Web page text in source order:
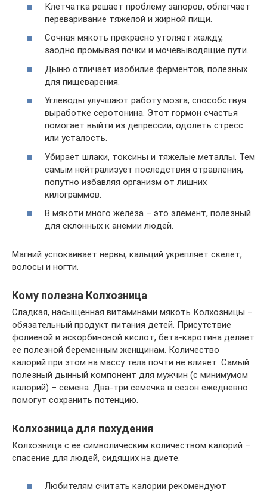
Клетчатка решает проблему запоров, облегчает
переваривание тяжелой и жирной пищи.
Сочная мякоть прекрасно утоляет жажду,
заодно промывая почки и мочевыводящие пути.
Дыню отличает изобилие ферментов, полезных
для пищеварения.
Углеводы улучшают работу мозга, способствуя
выработке серотонина. Этот гормон счастья
помогает выйти из депрессии, одолеть стресс
или усталость.
Убирает шлаки, токсины и тяжелые металлы. Тем
самым нейтрализует последствия отравления,
попутно избавляя организм от лишних
килограммов.
В мякоти много железа – это элемент, полезный
для склонных к анемии людей.
Магний успокаивает нервы, кальций укрепляет скелет,
волосы и ногти.
Кому полезна Колхозница
Сладкая, насыщенная витаминами мякоть Колхозницы –
обязательный продукт питания детей. Присутствие
фолиевой и аскорбиновой кислот, бета-каротина делает
ее полезной беременным женщинам. Количество
калорий при этом на массу тела почти не влияет. Самый
полезный дынный компонент для мужчин (с минимумом
калорий) – семена. Два-три семечка в сезон ежедневно
помогут сохранить потенцию.
Колхозница для похудения
Колхозница с ее символическим количеством калорий –
спасение для людей, сидящих на диете.
Любителям считать калории рекомендуют